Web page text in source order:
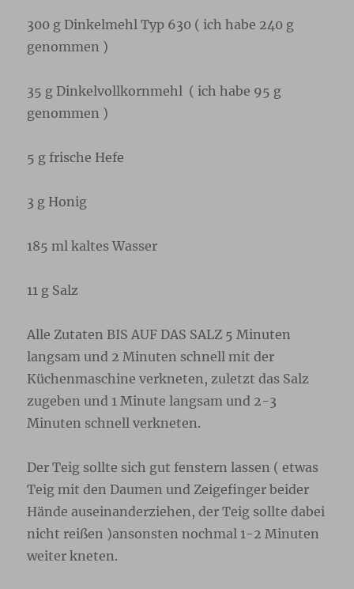
300 g Dinkelmehl Typ 630 ( ich habe 240 g
genommen )
35 g Dinkelvollkornmehl ( ich habe 95 g
genommen )
5 g frische Hefe
3 g Honig
185 ml kaltes Wasser
11 g Salz
Alle Zutaten BIS AUF DAS SALZ 5 Minuten
langsam und 2 Minuten schnell mit der
Küchenmaschine verkneten, zuletzt das Salz
zugeben und 1 Minute langsam und 2-3
Minuten schnell verkneten.
Der Teig sollte sich gut fenstern lassen ( etwas
Teig mit den Daumen und Zeigefinger beider
Hände auseinanderziehen, der Teig sollte dabei
nicht reißen )ansonsten nochmal 1-2 Minuten
weiter kneten.